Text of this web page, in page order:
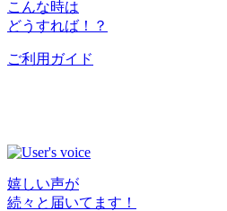
こんな時は
どうすれば！？
ご利用ガイド
嬉しい声が
続々と届いてます！